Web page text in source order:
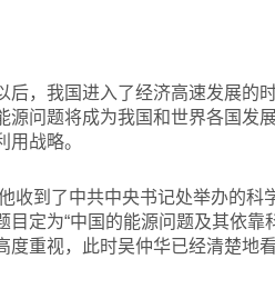
后，我国进入了经济高速发展的
源问题将成为我国和世界各国发
用战略。
收到了中共中央书记处举办的科
目定为“中国的能源问题及其依
度重视，此时吴仲华已经清楚地